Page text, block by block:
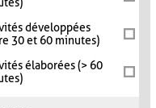
développées
30 et 60 minutes)
élaborées (> 60